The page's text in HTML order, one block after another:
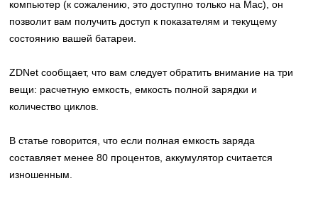
компьютер (к сожалению, это доступно только на Mac), он
позволит вам получить доступ к показателям и текущему
состоянию вашей батареи.
ZDNet сообщает, что вам следует обратить внимание на три
вещи: расчетную емкость, емкость полной зарядки и
количество циклов.
В статье говорится, что если полная емкость заряда
составляет менее 80 процентов, аккумулятор считается
изношенным.